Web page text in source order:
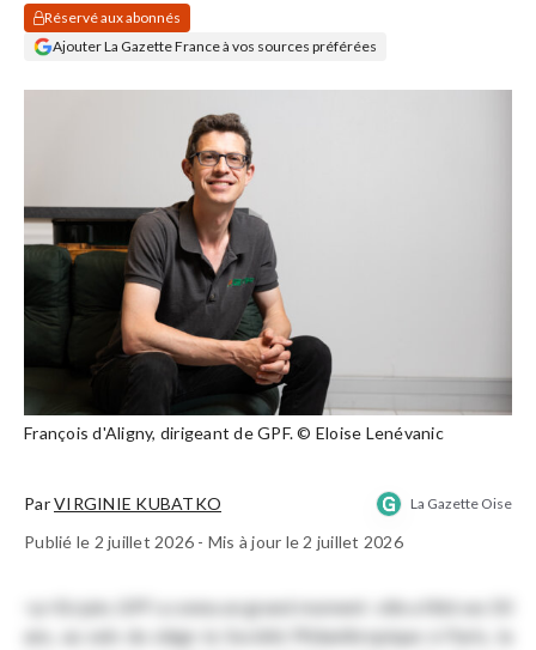
Réservé aux abonnés
Ajouter La Gazette France à vos sources préférées
François d'Aligny, dirigeant de GPF. © Eloise Lenévanic
ParVIRGINIE KUBATKO La Gazette Oise
Publié le 2 juillet 2026 - Mis à jour le 2 juillet 2026
<p>En juin, GPF a connu un grand moment : elle a fêté ses 50
ans, au sein du siège la Société Philanthropique à Paris, la